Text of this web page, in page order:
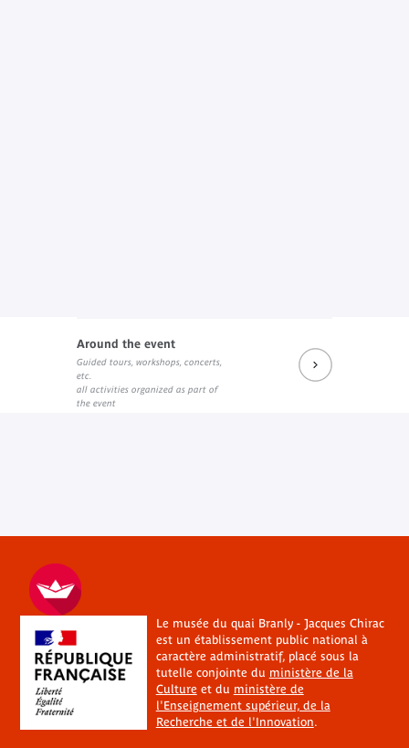
Around the event
Guided tours, workshops, concerts,
etc.
all activities organized as part of
the event
Le musée du quai Branly - Jacques Chirac
est un établissement public national à
caractère administratif, placé sous la
tutelle conjointe du ministère de la
Cultureet du ministère de
l'Enseignement supérieur, de la
Recherche et de l'Innovation.